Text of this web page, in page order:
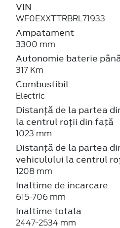
VIN
WF0EXXTTRBRL71933
Ampatament
3300 mm
Autonomie baterie
317 Km
Combustibil
Electric
Distanță de la partea
la centrul roții din față
1023 mm
Distanță de la partea
vehiculului la centrul
1208 mm
Inaltime de incarcare
615-706 mm
Inaltime totala
2447-2534 mm